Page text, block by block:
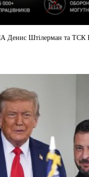
Денис Штілерман та ТСК